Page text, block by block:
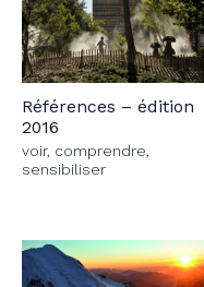
Références – édition
2016
voir, comprendre,
sensibiliser